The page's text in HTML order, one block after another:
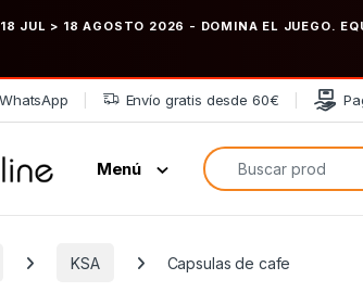
JUL > 18 AGOSTO 2026 - DOMINA EL JUEGO.
Envío gratis desde 60€
Menú
Búsqueda de:
KSA Capsulas de cafe